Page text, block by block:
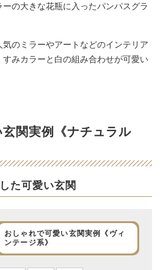
の大きな花瓶に入ったパンパスグラ
のミラーやアートなどのインテリア
みカラーと白の組み合わせが可愛い
関実例《ナチュラル
た可愛い玄関
おしゃれで可愛い玄関実例《ヴィ
ンテージ系》